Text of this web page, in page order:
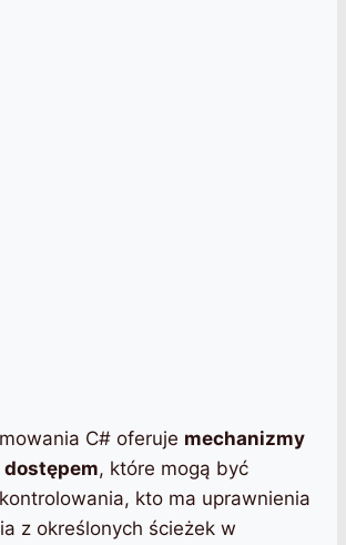
C# oferuje mechanizmy
, które mogą być
kto ma uprawnienia
z określonych ścieżek w